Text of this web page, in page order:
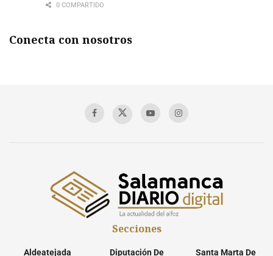
0 COMPARTIDO
Conecta con nosotros
Secciones
Aldeatejada Diputación De Santa Marta De